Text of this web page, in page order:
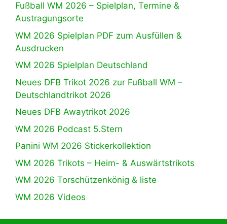
Fußball WM 2026 – Spielplan, Termine &
Austragungsorte
WM 2026 Spielplan PDF zum Ausfüllen &
Ausdrucken
WM 2026 Spielplan Deutschland
Neues DFB Trikot 2026 zur Fußball WM –
Deutschlandtrikot 2026
Neues DFB Awaytrikot 2026
WM 2026 Podcast 5.Stern
Panini WM 2026 Stickerkollektion
WM 2026 Trikots – Heim- & Auswärtstrikots
WM 2026 Torschützenkönig & liste
WM 2026 Videos